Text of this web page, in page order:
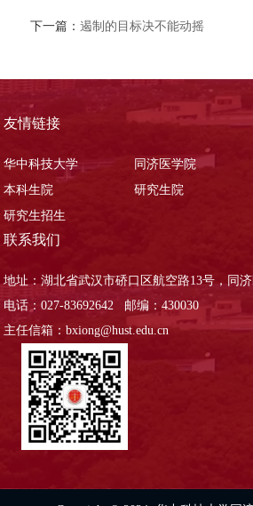
下一篇：遏制的目标决不能动摇
友情链接
华中科技大学 同济医学院
本科生院
研究生院
研究生招生
联系我们
地址：湖北省武汉市硚口区航空路13号，同
电话：027-83692642 邮编：430030
主任信箱：bxiong@hust.edu.cn